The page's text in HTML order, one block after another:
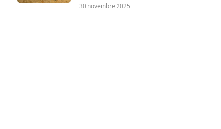
30 novembre 2025